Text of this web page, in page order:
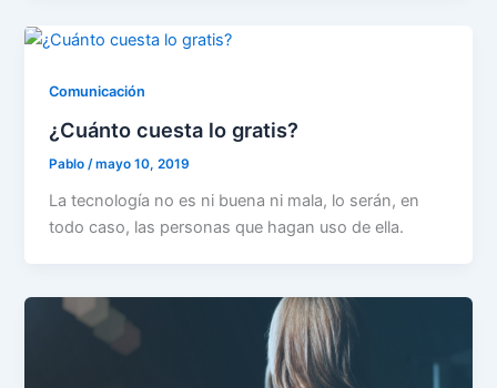
Comunicación
¿Cuánto cuesta lo gratis?
Pablo /mayo 10, 2019
La tecnología no es ni buena ni mala, lo serán, en
todo caso, las personas que hagan uso de ella.